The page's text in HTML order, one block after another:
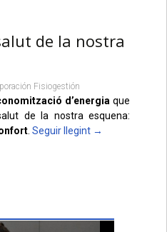
de la nostra
Fisiogestión
d’energia que
de la nostra esquena:
. Seguir llegint →